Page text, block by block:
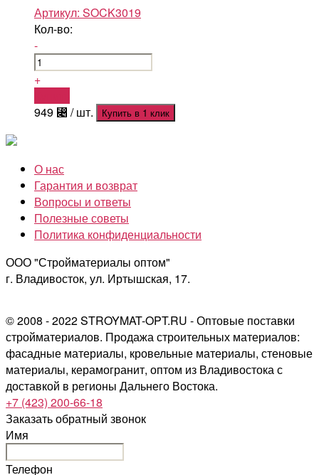
Артикул: SOCK3019
Кол-во:
-
+
949 ⃄ / шт. Купить в 1 клик
О нас
Гарантия и возврат
Вопросы и ответы
Полезные советы
Политика конфиденциальности
ООО "Стройматериалы оптом"
г. Владивосток, ул. Иртышская, 17.
© 2008 - 2022 STROYMAT-OPT.RU - Оптовые поставки
стройматериалов. Продажа строительных материалов:
фасадные материалы, кровельные материалы, стеновые
материалы, керамогранит, оптом из Владивостока с
доставкой в регионы Дальнего Востока.
+7 (423) 200-66-18
Заказать обратный звонок
Имя
Телефон